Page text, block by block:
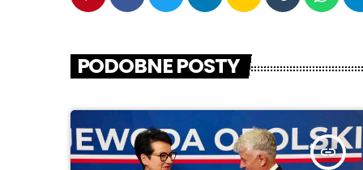
PODOBNE POSTY
insert_link